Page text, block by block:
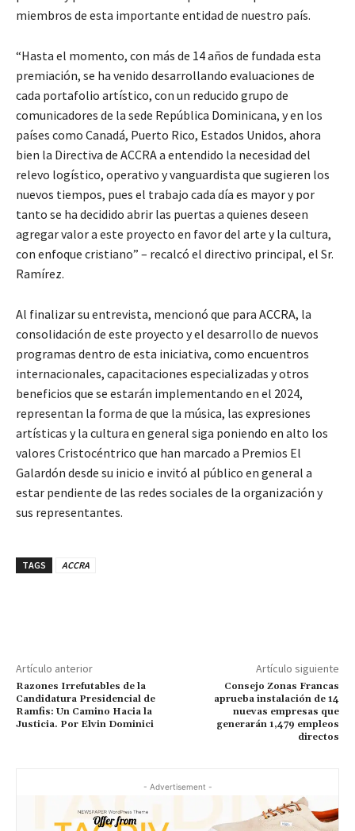
miembros de esta importante entidad de nuestro país.
“Hasta el momento, con más de 14 años de fundada esta
premiación, se ha venido desarrollando evaluaciones de
cada portafolio artístico, con un reducido grupo de
comunicadores de la sede República Dominicana, y en los
países como Canadá, Puerto Rico, Estados Unidos, ahora
bien la Directiva de ACCRA a entendido la necesidad del
relevo logístico, operativo y vanguardista que sugieren los
nuevos tiempos, pues el trabajo cada día es mayor y por
tanto se ha decidido abrir las puertas a quienes deseen
agregar valor a este proyecto en favor del arte y la cultura,
con enfoque cristiano” – recalcó el directivo principal, el Sr.
Ramírez.
Al finalizar su entrevista, mencionó que para ACCRA, la
consolidación de este proyecto y el desarrollo de nuevos
programas dentro de esta iniciativa, como encuentros
internacionales, capacitaciones especializadas y otros
beneficios que se estarán implementando en el 2024,
representan la forma de que la música, las expresiones
artísticas y la cultura en general siga poniendo en alto los
valores Cristocéntrico que han marcado a Premios El
Galardón desde su inicio e invitó al público en general a
estar pendiente de las redes sociales de la organización y
sus representantes.
TAGS ACCRA
Artículo anterior
Razones Irrefutables de la
Candidatura Presidencial de
Ramfis: Un Camino Hacia la
Justicia. Por Elvin Dominici
Artículo siguiente
Consejo Zonas Francas
aprueba instalación de 14
nuevas empresas que
generarán 1,479 empleos
directos
- Advertisement -